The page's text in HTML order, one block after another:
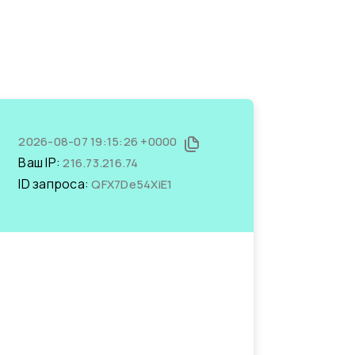
2026-08-07 19:15:26 +0000
Ваш IP:216.73.216.74
ID запроса:QFX7De54XiE1